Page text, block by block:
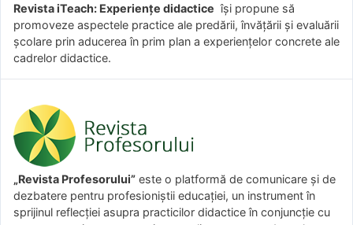
Revista iTeach: Experienţe didactice îşi propune să
promoveze aspectele practice ale predării, învăţării şi evaluării
şcolare prin aducerea în prim plan a experienţelor concrete ale
cadrelor didactice.
„Revista Profesorului” este o platformă de comunicare și de
dezbatere pentru profesioniștii educației, un instrument în
sprijinul reflecției asupra practicilor didactice în conjuncție cu